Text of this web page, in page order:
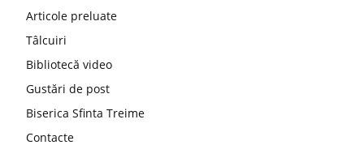
Articole preluate
Tâlcuiri
Bibliotecă video
Gustări de post
Biserica Sfinta Treime
Contacte